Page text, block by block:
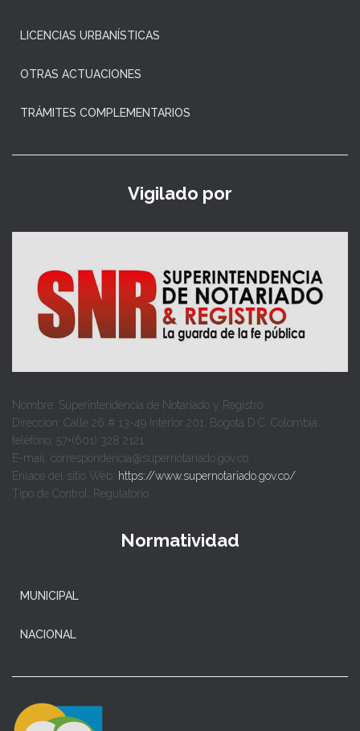
LICENCIAS URBANÍSTICAS
OTRAS ACTUACIONES
TRÁMITES COMPLEMENTARIOS
Vigilado por
Nombre: Superintendencia de Notariado y Registro
Dirección: Calle 26 # 13-49 Interior 201, Bogotá D.C. Colombia.
teléfono: 57+(601) 328 2121
E-mail: correspondencia@supernotariado.gov.co
Enlace del sitio Web: https://www.supernotariado.gov.co/
Tipo de Control: Regulatorio
Normatividad
MUNICIPAL
NACIONAL